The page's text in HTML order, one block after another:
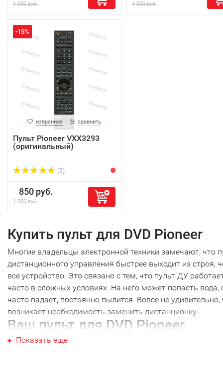
1 000 руб. 1 000 руб.
-15%
избранное сравнить
Пульт Pioneer VXX3293
(оригинальный)
(5)
850 руб.
1 000 руб.
Купить пульт для DVD Pioneer
Многие владельцы электронной техники замечают, что
дистанционного управления быстрее выходит из строя,
все устройство. Это связано с тем, что пульт ДУ
часто в сложных условиях. На него может попасть вода,
часто падает, постоянно пылится. Вовсе не удивительно,
возникает необходимость заменить дистанционку.
Ваш пульт для DVD Pioneer
Ваш пульт для DVD Pioneer не являются исключением,
Показать еще